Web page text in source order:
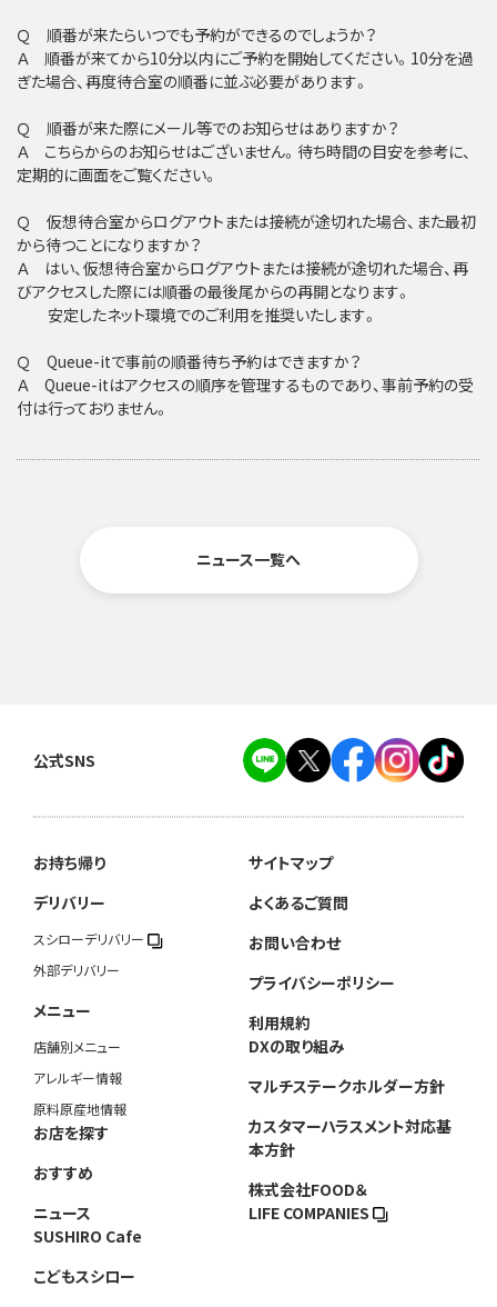
Ｑ 順番が来たらいつでも予約ができるのでしょうか？
Ａ 順番が来てから10分以内にご予約を開始してください。10分を過
ぎた場合、再度待合室の順番に並ぶ必要があります。
Ｑ 順番が来た際にメール等でのお知らせはありますか？
Ａ こちらからのお知らせはございません。待ち時間の目安を参考に、
定期的に画面をご覧ください。
Ｑ 仮想待合室からログアウトまたは接続が途切れた場合、また最初
から待つことになりますか？
Ａ はい、仮想待合室からログアウトまたは接続が途切れた場合、再
びアクセスした際には順番の最後尾からの再開となります。
安定したネット環境でのご利用を推奨いたします。
Ｑ Queue-itで事前の順番待ち予約はできますか？
Ａ Queue-itはアクセスの順序を管理するものであり、事前予約の受
付は行っておりません。
ニュース一覧へ
公式SNS
お持ち帰り
デリバリー
スシローデリバリー
外部デリバリー
メニュー
店舗別メニュー
アレルギー情報
原料原産地情報
お店を探す
おすすめ
ニュース
SUSHIRO Cafe
こどもスシロー
サイトマップ
よくあるご質問
お問い合わせ
プライバシーポリシー
利用規約
DXの取り組み
マルチステークホルダー方針
カスタマーハラスメント対応基
本方針
株式会社FOOD＆
LIFE COMPANIES